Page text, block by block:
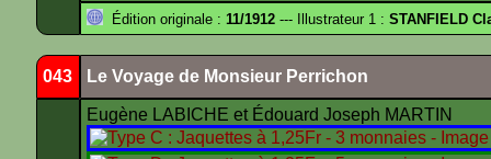
Édition originale : 11/1912 --- Illustrateur 1 : STANFIELD
043 Le Voyage de Monsieur Perrichon
Eugène LABICHE et Édouard Joseph MARTIN